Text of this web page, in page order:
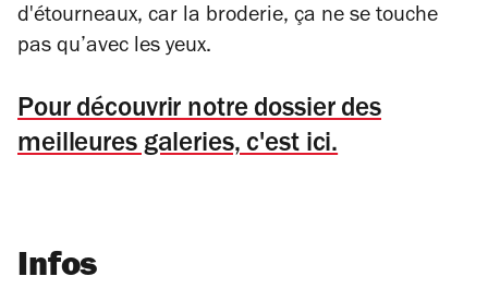
d'étourneaux, car la broderie, ça ne se touche
pas qu’avec les yeux.
Pour découvrir notre dossier des
meilleures galeries, c'est ici.
Infos